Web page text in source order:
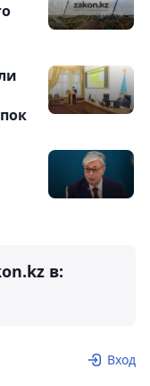
в:
Вход